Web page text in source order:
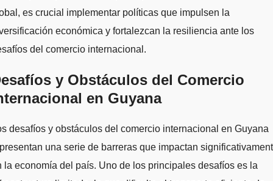
es crucial implementar políticas que impulsen la
económica y fortalezcan la resiliencia ante los
del comercio internacional.
y Obstáculos del Comercio
en Guyana
desafíos y obstáculos del comercio internacional en Guyana
una serie de barreras que impactan
la economía del país. Uno de los principales desafíos es la